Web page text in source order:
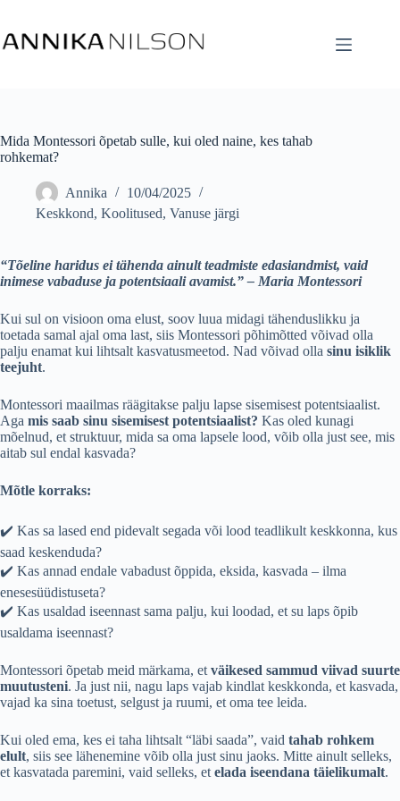
Mida Montessori õpetab sulle, kui oled naine, kes tahab
rohkemat?
Annika
10/04/2025
Keskkond, Koolitused, Vanuse järgi
“Tõeline haridus ei tähenda ainult teadmiste edasiandmist, vaid
inimese vabaduse ja potentsiaali avamist.” – Maria Montessori
Kui sul on visioon oma elust, soov luua midagi tähenduslikku ja
toetada samal ajal oma last, siis Montessori põhimõtted võivad olla
palju enamat kui lihtsalt kasvatusmeetod. Nad võivad olla sinu isiklik
teejuht.
Montessori maailmas räägitakse palju lapse sisemisest potentsiaalist.
Aga mis saab sinu sisemisest potentsiaalist? Kas oled kunagi
mõelnud, et struktuur, mida sa oma lapsele lood, võib olla just see, mis
aitab sul endal kasvada?
Mõtle korraks:
✔️ Kas sa lased end pidevalt segada või lood teadlikult keskkonna, kus
saad keskenduda?
✔️ Kas annad endale vabadust õppida, eksida, kasvada – ilma
enesesüüdistuseta?
✔️ Kas usaldad iseennast sama palju, kui loodad, et su laps õpib
usaldama iseennast?
Montessori õpetab meid märkama, et väikesed sammud viivad suurte
muutusteni. Ja just nii, nagu laps vajab kindlat keskkonda, et kasvada,
vajad ka sina toetust, selgust ja ruumi, et oma tee leida.
Kui oled ema, kes ei taha lihtsalt “läbi saada”, vaid tahab rohkem
elult, siis see lähenemine võib olla just sinu jaoks. Mitte ainult selleks,
et kasvatada paremini, vaid selleks, et elada iseendana täielikumalt.